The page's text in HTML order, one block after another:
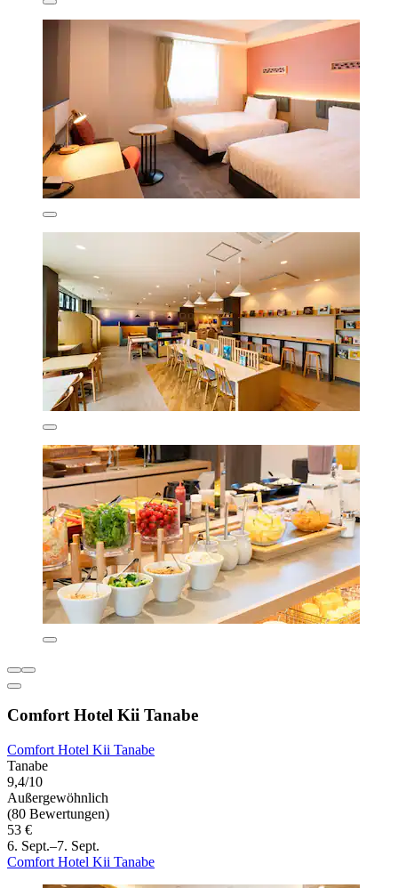
Comfort Hotel Kii Tanabe
Comfort Hotel Kii Tanabe
Tanabe
9,4/10
Außergewöhnlich
(80 Bewertungen)
53 €
6. Sept.–7. Sept.
Comfort Hotel Kii Tanabe